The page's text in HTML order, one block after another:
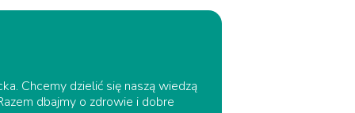
Chcemy dzielić się naszą wiedzą
dbajmy o zdrowie i dobre